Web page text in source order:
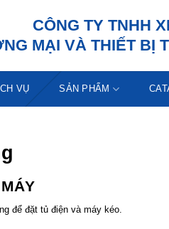
CÔNG TY TNHH
MẠI VÀ THIẾT BỊ
VỤ SẢN PHẨM
để đặt tủ điện và máy kéo.